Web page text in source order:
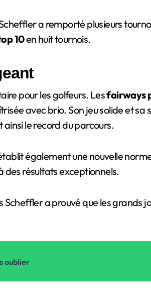
a remporté plusieurs
10en huit tournois.
pour les golfeurs. Lesfairways
avec brio. Son jeu solide et sa
ainsi le record du parcours.
également une nouvelle
des résultats exceptionnels.
a prouvé que les grands
oublier